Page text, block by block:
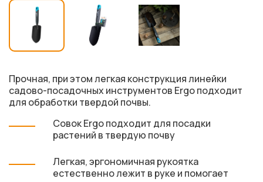
Прочная, при этом легкая конструкция линейки
садово-посадочных инструментов Ergo подходит
для обработки твердой почвы.
Совок Ergo подходит для посадки
растений в твердую почву
Легкая, эргономичная рукоятка
естественно лежит в руке и помогает